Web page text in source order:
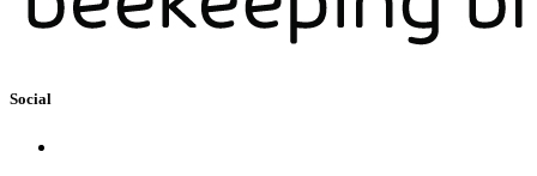
Social